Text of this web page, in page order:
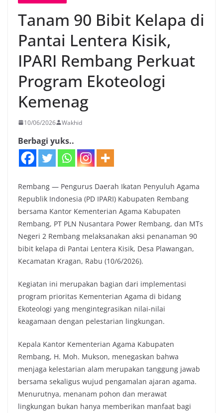
Tanam 90 Bibit Kelapa di
Pantai Lentera Kisik,
IPARI Rembang Perkuat
Program Ekoteologi
Kemenag
10/06/2026 Wakhid
Berbagi yuks..
Rembang — Pengurus Daerah Ikatan Penyuluh Agama
Republik Indonesia (PD IPARI) Kabupaten Rembang
bersama Kantor Kementerian Agama Kabupaten
Rembang, PT PLN Nusantara Power Rembang, dan MTs
Negeri 2 Rembang melaksanakan aksi penanaman 90
bibit kelapa di Pantai Lentera Kisik, Desa Plawangan,
Kecamatan Kragan, Rabu (10/6/2026).
Kegiatan ini merupakan bagian dari implementasi
program prioritas Kementerian Agama di bidang
Ekoteologi yang mengintegrasikan nilai-nilai
keagamaan dengan pelestarian lingkungan.
Kepala Kantor Kementerian Agama Kabupaten
Rembang, H. Moh. Mukson, menegaskan bahwa
menjaga kelestarian alam merupakan tanggung jawab
bersama sekaligus wujud pengamalan ajaran agama.
Menurutnya, menanam pohon dan merawat
lingkungan bukan hanya memberikan manfaat bagi